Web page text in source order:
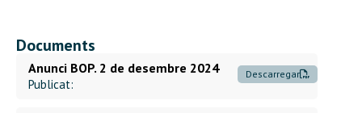
Documents
Anunci BOP. 2 de desembre 2024 Descarregar
Publicat: